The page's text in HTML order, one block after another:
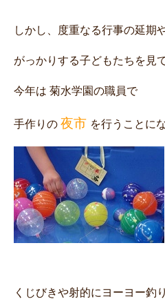
しかし、度重なる行事の延期
がっかりする子どもたちを見
今年は 菊水学園の職員で
手作りの 夜市 を行うことに
くじびきや射的にヨーヨー釣り